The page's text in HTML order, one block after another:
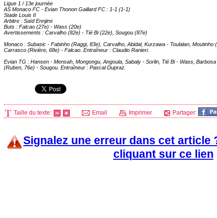
Ligue 1 / 13e journée
AS Monaco FC - Evian Thonon Gaillard FC : 1-1 (1-1)
Stade Louis II
Arbitre : Saïd Ennjimi
Buts : Falcao (27e) - Wass (20e)
Avertissements : Carvalho (82e) - Tié Bi (22e), Sougou (87e)
Monaco : Subasic - Fabinho (Raggi, 83e), Carvalho, Abidal, Kurzawa - Toulalan,
Carrasco (Rivière, 68e) - Falcao. Entraîneur : Claudio Ranieri.
Evian TG : Hansen - Mensah, Mongongu, Angoula, Sabaly - Sorlin, Tié Bi - Wass,
(Ruben, 76e) - Sougou. Entraîneur : Pascal Dupraz.
Taille du texte: Email Imprimer Partager:
Signalez une erreur dans cet article
cliquant sur ce lien